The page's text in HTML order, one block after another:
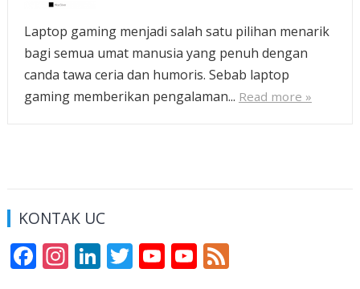
Laptop gaming menjadi salah satu pilihan menarik
bagi semua umat manusia yang penuh dengan
canda tawa ceria dan humoris. Sebab laptop
gaming memberikan pengalaman... Read more »
KONTAK UC
F In Li T Y Y F